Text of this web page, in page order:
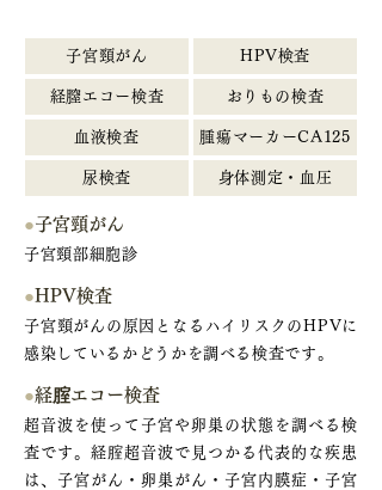
子宮頸がん
経膣エコー検査
血液検査
尿検査
HPV検査
おりもの検査
腫瘍マーカーCA125
身体測定・血圧
●子宮頸がん
子宮頸部細胞診
●HPV検査
子宮頸がんの原因となるハイリスクのHPVに
感染しているかどうかを調べる検査です。
●経腟エコー検査
超音波を使って子宮や卵巣の状態を調べる検
査です。経腟超音波で見つかる代表的な疾患
は、子宮がん・卵巣がん・子宮内膜症・子宮